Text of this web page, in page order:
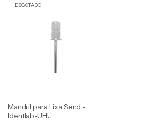
ESGOTADO
Mandril para Lixa Send -
Identlab-UHU